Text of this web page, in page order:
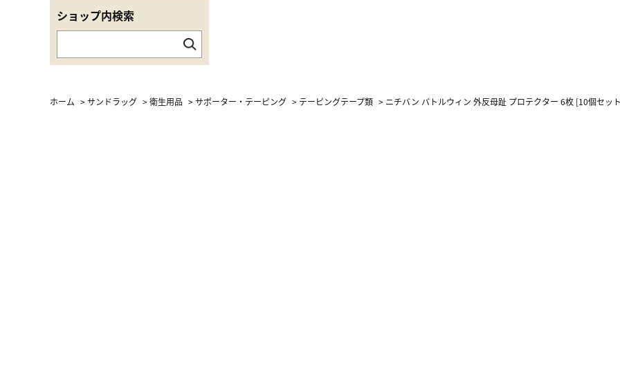
ショップ内検索
ホーム >サンドラッグ >衛生用品 >サポーター・テーピング > テーピングテープ類 > ニチバン バトルウィン 外反母趾 プロテクター 6枚 [10個セッ